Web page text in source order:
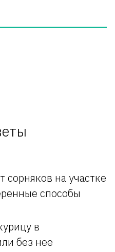
сорняков на участке
способы
в
без нее